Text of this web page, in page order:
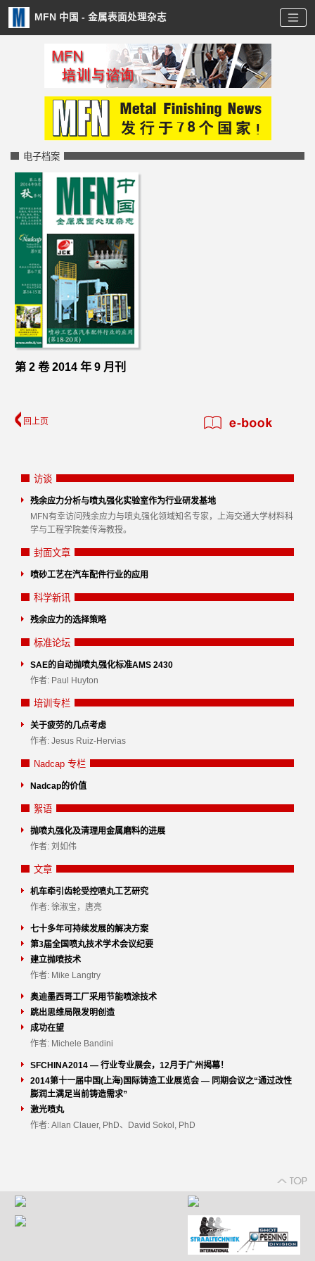
MFN 中国 - 金属表面处理杂志
电子档案
第 2 卷 2014 年 9 月刊
回上页
访谈
残余应力分析与喷丸强化实验室作为行业研发基地
MFN有幸访问残余应力与喷丸强化领域知名专家，上海交通大学材料科
学与工程学院姜传海教授。
封面文章
喷砂工艺在汽车配件行业的应用
科学新讯
残余应力的选择策略
标准论坛
SAE的自动抛喷丸强化标准AMS 2430
作者: Paul Huyton
培训专栏
关于疲劳的几点考虑
作者: Jesus Ruiz-Hervias
Nadcap 专栏
Nadcap的价值
絮语
抛喷丸强化及清理用金属磨料的进展
作者: 刘如伟
文章
机车牵引齿轮受控喷丸工艺研究
作者: 徐淑宝，唐亮
七十多年可持续发展的解决方案
第3届全国喷丸技术学术会议纪要
建立抛喷技术
作者: Mike Langtry
奥迪墨西哥工厂采用节能喷涂技术
跳出思维局限发明创造
成功在望
作者: Michele Bandini
SFCHINA2014 — 行业专业展会，12月于广州揭幕！
2014第十一届中国(上海)国际铸造工业展览会 — 同期会议之“通过改性
膨润土满足当前铸造需求”
激光喷丸
作者: Allan Clauer, PhD、David Sokol, PhD